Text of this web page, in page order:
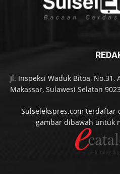
Jl. Inspeksi Waduk Bitoa, No.31,
Makassar, Sulawesi Selatan
Sulselekspres.com terdaftar
gambar dibawah untuk